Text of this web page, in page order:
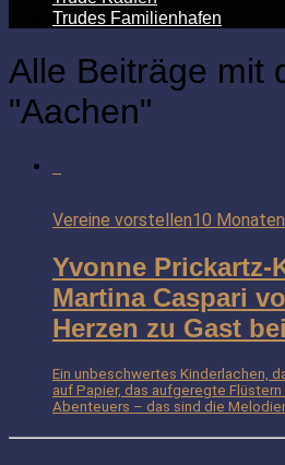
Trudes Familienhafen
Alle Beiträge mit
"Aachen"
Vereine vorstellen10
Yvonne Prickartz-
Martina Caspari
Herzen zu Gast
Ein unbeschwertes Kinderlachen,
auf Papier, das aufgeregte
Abenteuers – das sind die